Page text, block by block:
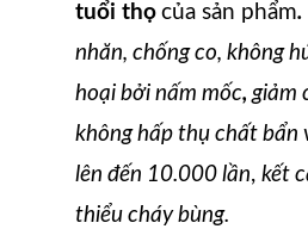
tuổi thọ của sản phẩm.
nhăn, chống co, không
hoại bởi nấm mốc,giảm
không hấp thụ chất bẩn
lên đến 10.000 lần, kết
thiểu cháy bùng.